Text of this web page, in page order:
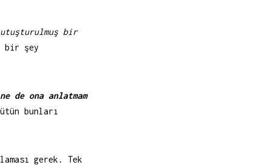
bir
bir şey
de ona anlatmam
bunları
gerek. Tek